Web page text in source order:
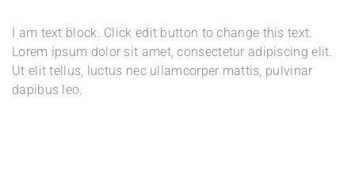
I am text block. Click edit button to change this text.
Lorem ipsum dolor sit amet, consectetur adipiscing elit.
Ut elit tellus, luctus nec ullamcorper mattis, pulvinar
dapibus leo.